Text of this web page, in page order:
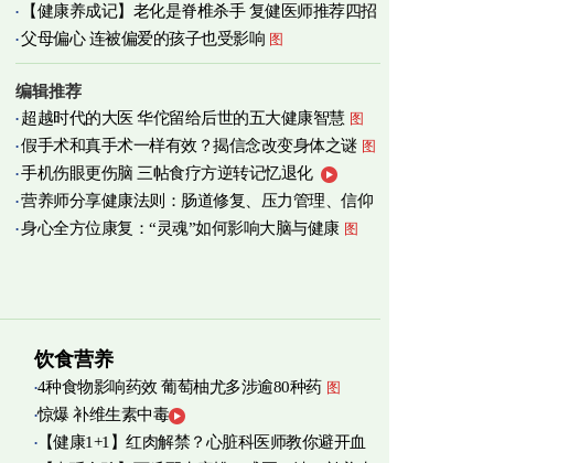
【健康养成记】老化是脊椎杀手 复健医师推荐四招
减缓
父母偏心 连被偏爱的孩子也受影响 图
编辑推荐
超越时代的大医 华佗留给后世的五大健康智慧 图
假手术和真手术一样有效？揭信念改变身体之谜 图
手机伤眼更伤脑 三帖食疗方逆转记忆退化
营养师分享健康法则：肠道修复、压力管理、信仰
实践 图
身心全方位康复：“灵魂”如何影响大脑与健康 图
饮食营养
4种食物影响药效 葡萄柚尤多涉逾80种药 图
惊爆 补维生素中毒
【健康1+1】红肉解禁？心脏科医师教你避开血